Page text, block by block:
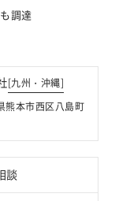
調達
[九州・沖縄]
本市西区八島町
談